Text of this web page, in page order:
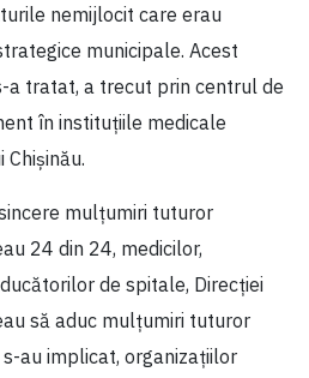
nemijlocit care erau
municipale. Acest
a tratat, a trecut prin centrul de
în instituțiile medicale
mulțumiri tuturor
24 din 24, medicilor,
de spitale, Direcției
să aduc mulțumiri tuturor
au implicat, organizațiilor